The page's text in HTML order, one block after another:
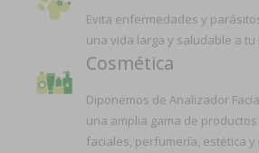
Evita enfermedades y
una vida larga y saludable a tu
Cosmética
Diponemos de Analizador
una amplia gama de
faciales, perfumería, estética y